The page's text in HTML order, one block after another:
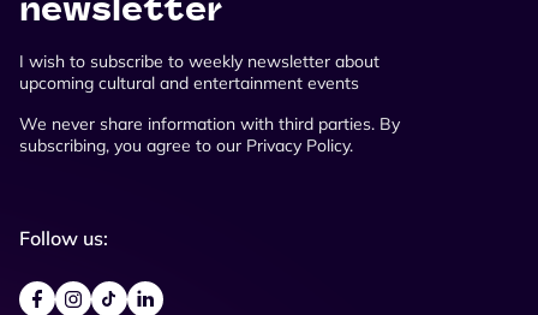
newsletter
I wish to subscribe to weekly newsletter about
upcoming cultural and entertainment events
We never share information with third parties. By
subscribing, you agree to our Privacy Policy.
Follow us: